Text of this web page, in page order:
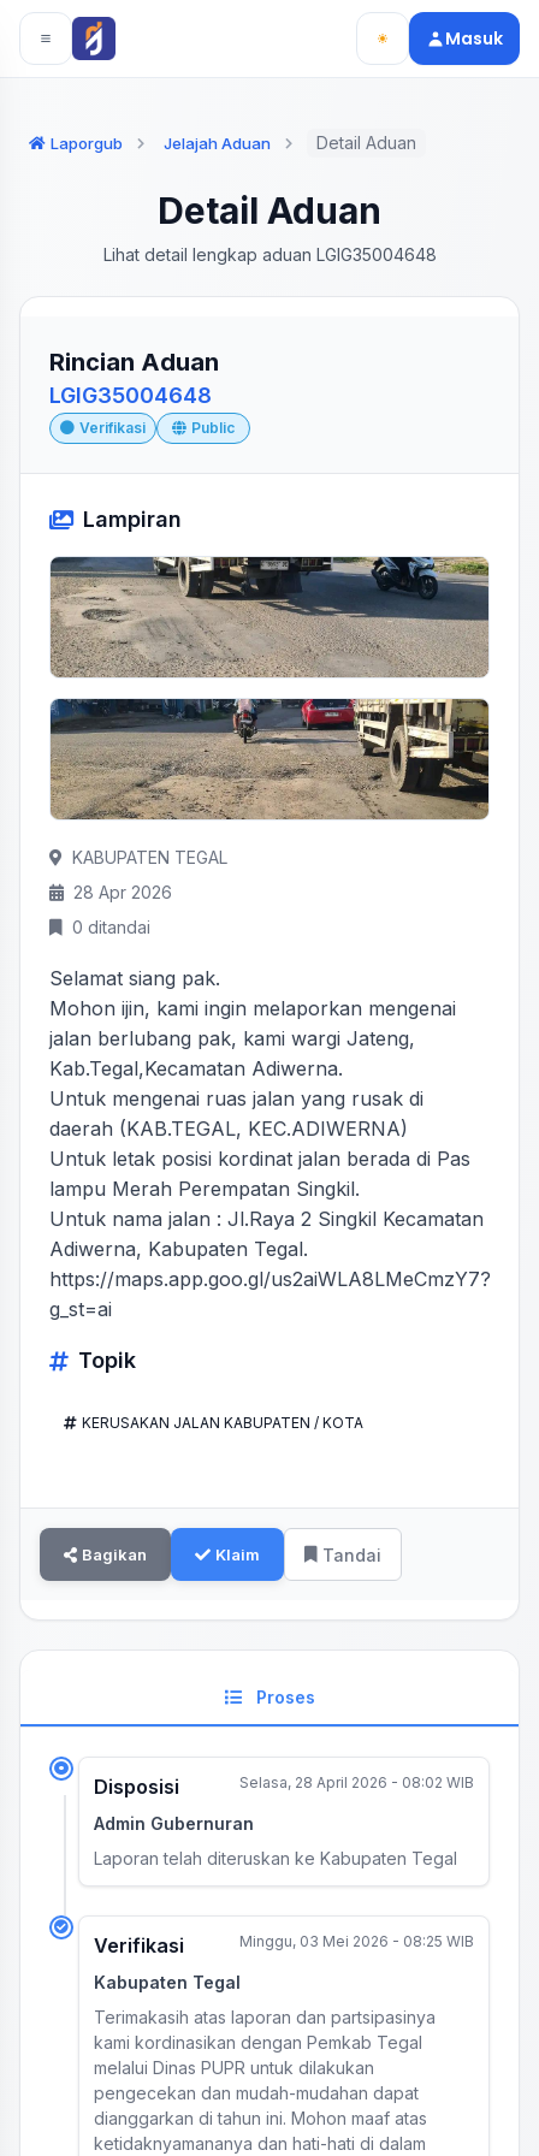
Langsung ke konten utama
Langsung ke navigasi
Masuk
Laporgub Jelajah Aduan Detail Aduan
Detail Aduan
Lihat detail lengkap aduan LGIG35004648
Rincian Aduan
LGIG35004648
Verifikasi Public
Lampiran
KABUPATEN TEGAL
28 Apr 2026
0 ditandai
Selamat siang pak.
Mohon ijin, kami ingin melaporkan mengenai
jalan berlubang pak, kami wargi Jateng,
Kab.Tegal,Kecamatan Adiwerna.
Untuk mengenai ruas jalan yang rusak di
daerah (KAB.TEGAL, KEC.ADIWERNA)
Untuk letak posisi kordinat jalan berada di Pas
lampu Merah Perempatan Singkil.
Untuk nama jalan : Jl.Raya 2 Singkil Kecamatan
Adiwerna, Kabupaten Tegal.
https://maps.app.goo.gl/us2aiWLA8LMeCmzY7?
g_st=ai
Topik
KERUSAKAN JALAN KABUPATEN / KOTA
Bagikan Klaim Tandai
Proses
Disposisi Selasa, 28 April 2026 - 08:02 WIB
Admin Gubernuran
Laporan telah diteruskan ke Kabupaten Tegal
Verifikasi Minggu, 03 Mei 2026 - 08:25 WIB
Kabupaten Tegal
Terimakasih atas laporan dan partsipasinya
kami kordinasikan dengan Pemkab Tegal
melalui Dinas PUPR untuk dilakukan
pengecekan dan mudah-mudahan dapat
dianggarkan di tahun ini. Mohon maaf atas
ketidaknyamananya dan hati-hati di dalam